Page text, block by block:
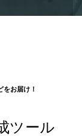
お届け！
ツール